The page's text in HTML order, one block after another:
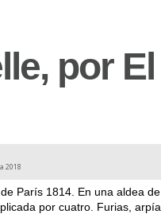
por
2018
París 1814. En una aldea
por cuatro. Furias,